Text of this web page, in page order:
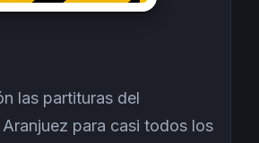
las partituras del
para casi todos los